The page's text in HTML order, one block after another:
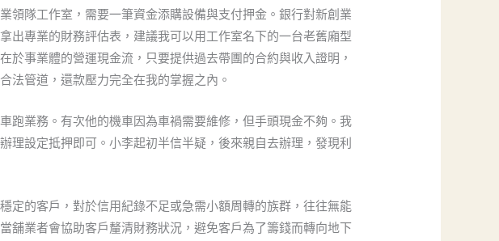
領隊工作室，需要一筆資金添購設備與支付押金。銀行對新創業
出專業的財務評估表，建議我可以用工作室名下的一台老舊廂型
於事業體的營運現金流，只要提供過去帶團的合約與收入證明，
法管道，還款壓力完全在我的掌握之內。
跑業務。有次他的機車因為車禍需要維修，但手頭現金不夠。我
理設定抵押即可。小李起初半信半疑，後來親自去辦理，發現利
定的客戶，對於信用紀錄不足或急需小額周轉的族群，往往無能
舖業者會協助客戶釐清財務狀況，避免客戶為了籌錢而轉向地下